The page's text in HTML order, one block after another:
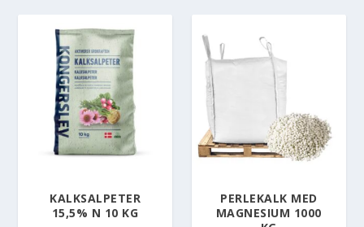
KALKSALPETER
15,5% N 10 KG
PERLEKALK MED
MAGNESIUM 1000